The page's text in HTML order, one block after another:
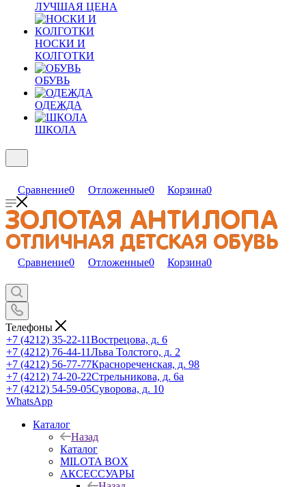
ЛУЧШАЯ ЦЕНА
НОСКИ И
КОЛГОТКИ
ОБУВЬ
ОДЕЖДА
ШКОЛА
Сравнение0 Отложенные0 Корзина0
Сравнение0 Отложенные0 Корзина0
Телефоны
+7 (4212) 35-22-11Вострецова, д. 6
+7 (4212) 76-44-11Льва Толстого, д. 2
+7 (4212) 56-77-77Краснореченская, д. 98
+7 (4212) 74-20-22Стрельникова, д. 6а
+7 (4212) 54-59-05Суворова, д. 10
WhatsApp
Каталог
Назад
Каталог
MILOTA BOX
АКСЕССУАРЫ